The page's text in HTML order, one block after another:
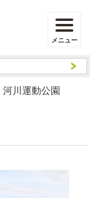
河川運動公園